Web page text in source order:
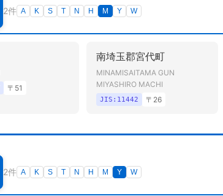
2件 A K S T N H M Y W
〒 51
南埼玉郡宮代町
MINAMISAITAMA GUN
MIYASHIRO MACHI
JIS: 11442 〒 26
2件 A K S T N H M Y W